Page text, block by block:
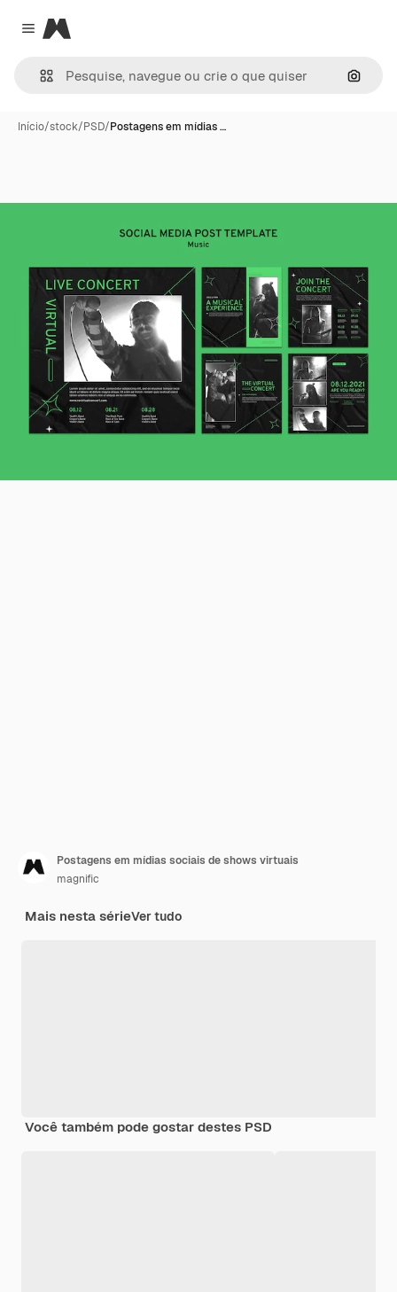
Close menu
Magnific
Início/stock/PSD/Postagens em mídias …
Postagens em mídias sociais de shows virtuais
magnific
Mais nesta sérieVer tudo
Você também pode gostar destes PSD